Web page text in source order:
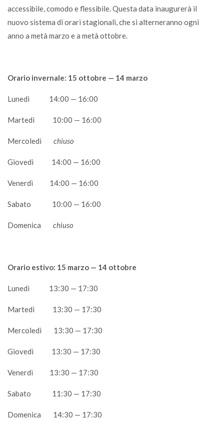
accessibile, comodo e flessibile. Questa data inaugurerà il
nuovo sistema di orari stagionali, che si alterneranno ogni
anno a metà marzo e a metà ottobre.
Orario invernale: 15 ottobre — 14 marzo
Lunedì 14:00 — 16:00
Martedì 10:00 — 16:00
Mercoledì chiuso
Giovedì 14:00 — 16:00
Venerdì 14:00 — 16:00
Sabato 10:00 — 16:00
Domenica chiuso
Orario estivo: 15 marzo — 14 ottobre
Lunedì 13:30 — 17:30
Martedì 13:30 — 17:30
Mercoledì 13:30 — 17:30
Giovedì 13:30 — 17:30
Venerdì 13:30 — 17:30
Sabato 11:30 — 17:30
Domenica 14:30 — 17:30